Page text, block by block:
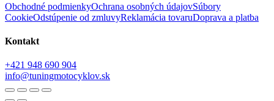
Obchodné podmienkyOchrana osobných údajovSúbory
CookieOdstúpenie od zmluvyReklamácia tovaruDoprava a platba
Kontakt
+421 948 690 904
info@tuningmotocyklov.sk